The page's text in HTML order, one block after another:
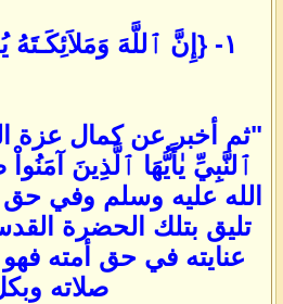
١- {إِنَّ ٱللَّهَ وَمَلاَئِكَـتَهُ يُصَلُّونَ عَلَى ٱلنَّبِيِّ يٰأَيُّهَا ٱلَّذِينَ آمَنُواْ صَلُّواْ عَلَيْهِ وَسَلِّمُواْ تَسْلِيماً }-سورة الأحزاب: ٥٦
"ثم أخبر عن كمال عزة
ٱلنَّبِيِّ يٰأَيُّهَا ٱلَّذِينَ
الله عليه وسلم وفي حق
تليق بتلك الحضرة
عنايته في حق أمته
صلاته